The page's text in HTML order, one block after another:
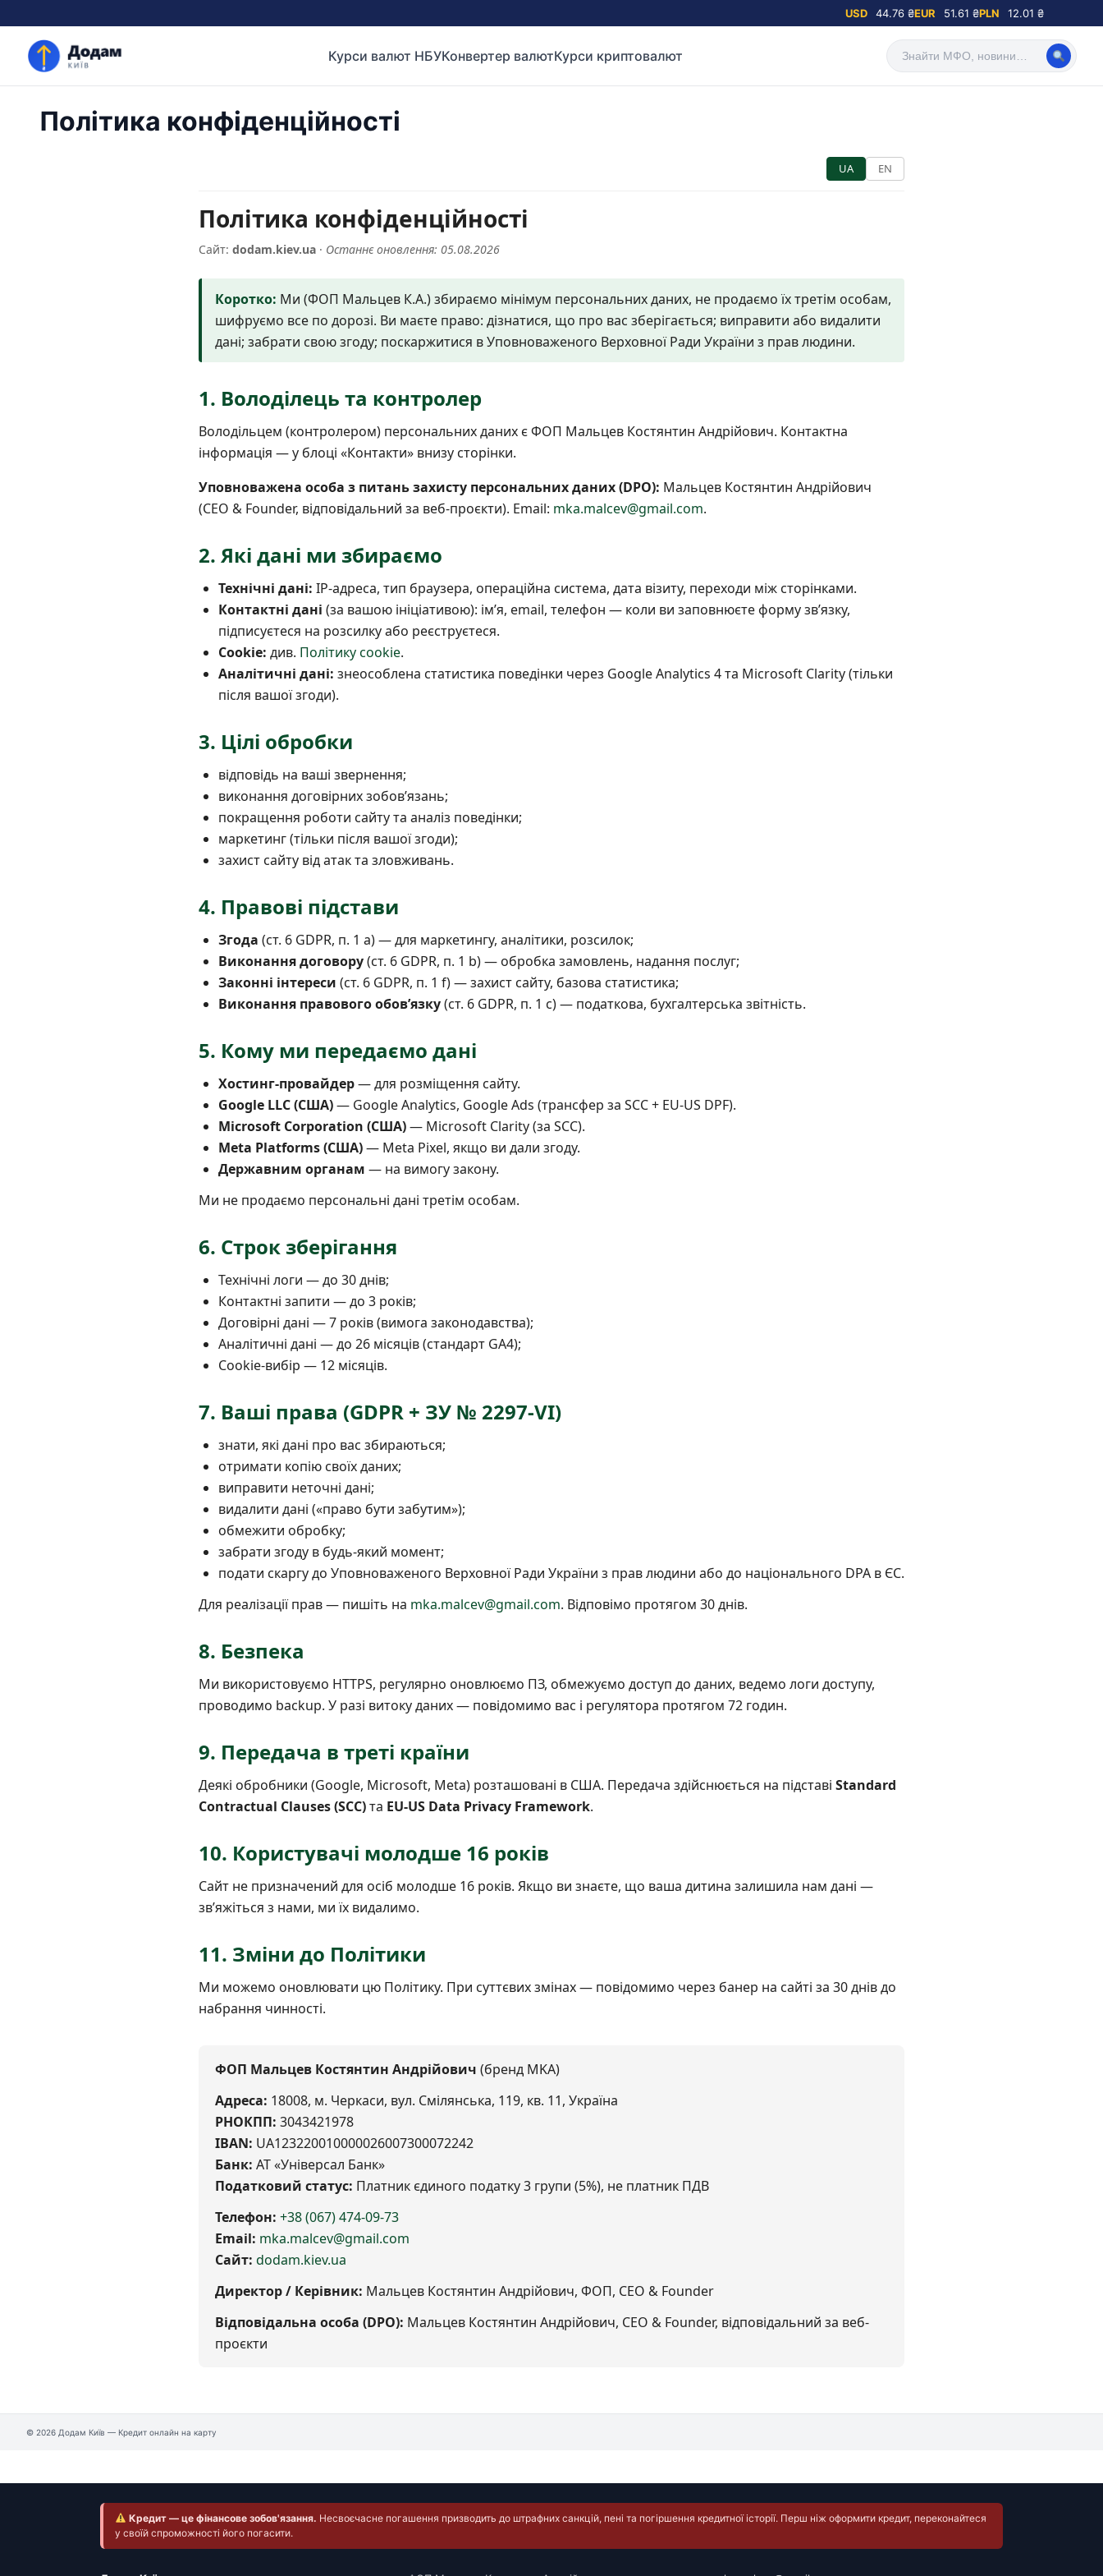
USD 44.76 ₴EUR 51.61 ₴PLN 12.01 ₴
Курси валют НБУКонвертер валютКурси криптовалют
Політика конфіденційності
UA EN
Політика конфіденційності
Сайт: dodam.kiev.ua · Останнє оновлення: 05.08.2026
Коротко: Ми (ФОП Мальцев К.А.) збираємо мінімум персональних даних, не продаємо їх третім особам,
шифруємо все по дорозі. Ви маєте право: дізнатися, що про вас зберігається; виправити або видалити
дані; забрати свою згоду; поскаржитися в Уповноваженого Верховної Ради України з прав людини.
1. Володілець та контролер
Володільцем (контролером) персональних даних є ФОП Мальцев Костянтин Андрійович. Контактна
інформація — у блоці «Контакти» внизу сторінки.
Уповноважена особа з питань захисту персональних даних (DPO): Мальцев Костянтин Андрійович
(CEO & Founder, відповідальний за веб-проєкти). Email: mka.malcev@gmail.com.
2. Які дані ми збираємо
Технічні дані: IP-адреса, тип браузера, операційна система, дата візиту, переходи між сторінками.
Контактні дані (за вашою ініціативою): імʼя, email, телефон — коли ви заповнюєте форму звʼязку,
підписуєтеся на розсилку або реєструєтеся.
Cookie: див. Політику cookie.
Аналітичні дані: знеособлена статистика поведінки через Google Analytics 4 та Microsoft Clarity (тільки
після вашої згоди).
3. Цілі обробки
відповідь на ваші звернення;
виконання договірних зобовʼязань;
покращення роботи сайту та аналіз поведінки;
маркетинг (тільки після вашої згоди);
захист сайту від атак та зловживань.
4. Правові підстави
Згода (ст. 6 GDPR, п. 1 а) — для маркетингу, аналітики, розсилок;
Виконання договору(ст. 6 GDPR, п. 1 b) — обробка замовлень, надання послуг;
Законні інтереси (ст. 6 GDPR, п. 1 f) — захист сайту, базова статистика;
Виконання правового обовʼязку(ст. 6 GDPR, п. 1 c) — податкова, бухгалтерська звітність.
5. Кому ми передаємо дані
Хостинг-провайдер— для розміщення сайту.
Google LLC (США)— Google Analytics, Google Ads (трансфер за SCC + EU-US DPF).
Microsoft Corporation (США)— Microsoft Clarity (за SCC).
Meta Platforms (США)— Meta Pixel, якщо ви дали згоду.
Державним органам — на вимогу закону.
Ми не продаємо персональні дані третім особам.
6. Строк зберігання
Технічні логи — до 30 днів;
Контактні запити — до 3 років;
Договірні дані — 7 років (вимога законодавства);
Аналітичні дані — до 26 місяців (стандарт GA4);
Cookie-вибір — 12 місяців.
7. Ваші права (GDPR + ЗУ № 2297-VI)
знати, які дані про вас збираються;
отримати копію своїх даних;
виправити неточні дані;
видалити дані («право бути забутим»);
обмежити обробку;
забрати згоду в будь-який момент;
подати скаргу до Уповноваженого Верховної Ради України з прав людини або до національного DPA в ЄС.
Для реалізації прав — пишіть на mka.malcev@gmail.com. Відповімо протягом 30 днів.
8. Безпека
Ми використовуємо HTTPS, регулярно оновлюємо ПЗ, обмежуємо доступ до даних, ведемо логи доступу,
проводимо backup. У разі витоку даних — повідомимо вас і регулятора протягом 72 годин.
9. Передача в треті країни
Деякі обробники (Google, Microsoft, Meta) розташовані в США. Передача здійснюється на підставі Standard
Contractual Clauses (SCC)та EU-US Data Privacy Framework.
10. Користувачі молодше 16 років
Сайт не призначений для осіб молодше 16 років. Якщо ви знаєте, що ваша дитина залишила нам дані —
звʼяжіться з нами, ми їх видалимо.
11. Зміни до Політики
Ми можемо оновлювати цю Політику. При суттєвих змінах — повідомимо через банер на сайті за 30 днів до
набрання чинності.
ФОП Мальцев Костянтин Андрійович (бренд MKA)
Адреса: 18008, м. Черкаси, вул. Смілянська, 119, кв. 11, Україна
РНОКПП: 3043421978
IBAN: UA123220010000026007300072242
Банк: АТ «Універсал Банк»
Податковий статус: Платник єдиного податку 3 групи (5%), не платник ПДВ
Телефон: +38 (067) 474-09-73
Email: mka.malcev@gmail.com
Сайт: dodam.kiev.ua
Директор / Керівник: Мальцев Костянтин Андрійович, ФОП, CEO & Founder
Відповідальна особа (DPO): Мальцев Костянтин Андрійович, CEO & Founder, відповідальний за веб-
проєкти
© 2026 Додам Київ — Кредит онлайн на карту
Кредит — це фінансове зобов'язання. Несвоєчасне погашення призводить до штрафних санкцій, пені та погіршення кредитної історії. Перш ніж оформити кредит, переконайтеся
у своїй спроможності його погасити.